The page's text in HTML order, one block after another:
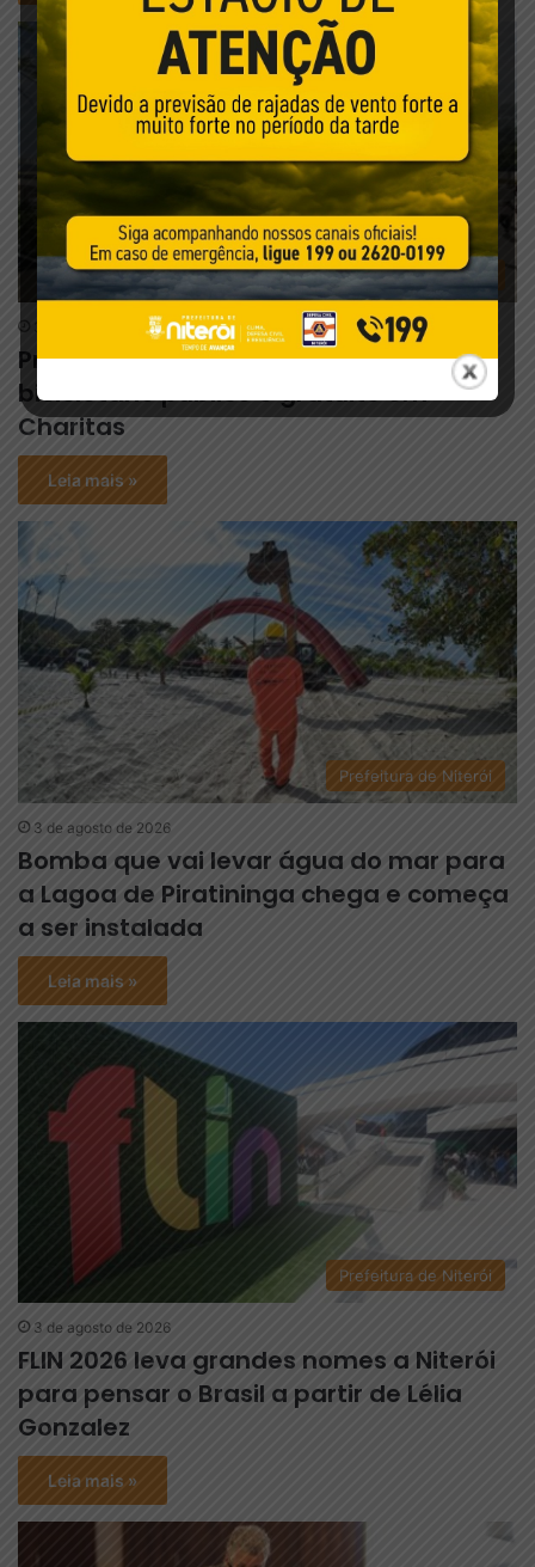
Prefeitura de Niterói
3 de agosto de 2026
Prefeitura de Niterói inaugura
bicicletário público e gratuito em
Charitas
Leia mais »
Prefeitura de Niterói
3 de agosto de 2026
Bomba que vai levar água do mar para
a Lagoa de Piratininga chega e começa
a ser instalada
Leia mais »
Prefeitura de Niterói
3 de agosto de 2026
FLIN 2026 leva grandes nomes a Niterói
para pensar o Brasil a partir de Lélia
Gonzalez
Leia mais »